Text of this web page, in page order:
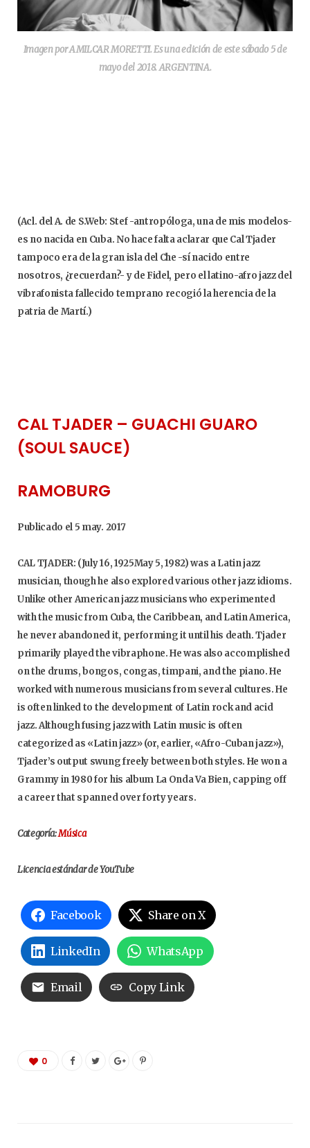
Imagen por AMILCAR MORETTI. Es una edición de este sábado 5 de
mayo del 2018. ARGENTINA.
(Acl. del A. de S.Web: Stef -antropóloga, una de mis modelos-
es no nacida en Cuba. No hace falta aclarar que Cal Tjader
tampoco era de la gran isla del Che -sí nacido entre
nosotros, ¿recuerdan?- y de Fidel, pero el latino-afro jazz del
vibrafonista fallecido temprano recogió la herencia de la
patria de Martí.)
CAL TJADER – GUACHI GUARO
(SOUL SAUCE)
RAMOBURG
Publicado el 5 may. 2017
CAL TJADER: (July 16, 1925May 5, 1982) was a Latin jazz
musician, though he also explored various other jazz idioms.
Unlike other American jazz musicians who experimented
with the music from Cuba, the Caribbean, and Latin America,
he never abandoned it, performing it until his death. Tjader
primarily played the vibraphone. He was also accomplished
on the drums, bongos, congas, timpani, and the piano. He
worked with numerous musicians from several cultures. He
is often linked to the development of Latin rock and acid
jazz. Although fusing jazz with Latin music is often
categorized as «Latin jazz» (or, earlier, «Afro-Cuban jazz»),
Tjader’s output swung freely between both styles. He won a
Grammy in 1980 for his album La Onda Va Bien, capping off
a career that spanned over forty years.
Categoría:Música
Licencia estándar de YouTube
Facebook Share on X
LinkedIn WhatsApp
Email Copy Link
0